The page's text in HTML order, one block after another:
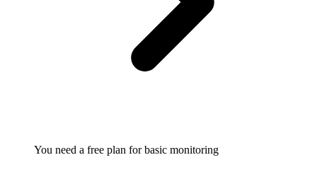
You need a free plan for basic monitoring